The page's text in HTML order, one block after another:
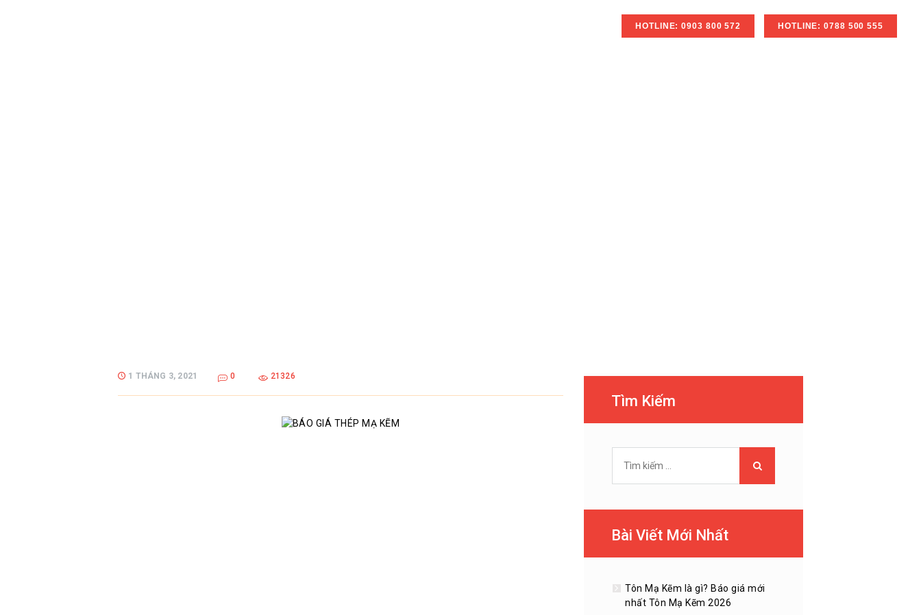
HOTLINE: 0903 800 572 HOTLINE: 0788 500 555
1 THÁNG 3, 2021 0 21326
Tìm Kiếm
kiếm
cho:
Bài Viết Mới Nhất
Tôn Mạ Kẽm là gì? Báo giá mới
nhất Tôn Mạ Kẽm 2026